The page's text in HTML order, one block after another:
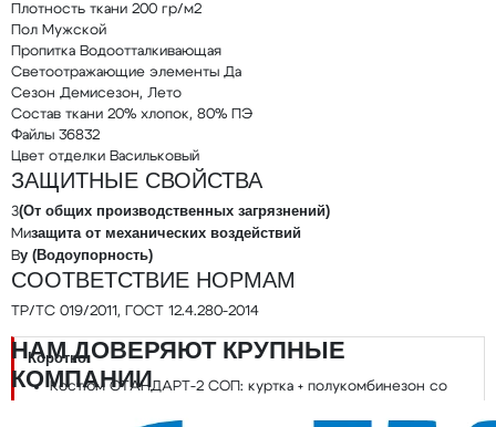
Плотность ткани 200 гр/м2
Пол Мужской
Пропитка Водоотталкивающая
Светоотражающие элементы Да
Сезон Демисезон, Лето
Состав ткани 20% хлопок, 80% ПЭ
Файлы 36832
Цвет отделки Васильковый
ЗАЩИТНЫЕ СВОЙСТВА
З(От общих производственных загрязнений)
Мизащита от механических воздействий
Ву (Водоупорность)
СООТВЕТСТВИЕ НОРМАМ
ТР/ТС 019/2011, ГОСТ 12.4.280-2014
Коротко:
Костюм СТАНДАРТ-2 СОП: куртка + полукомбинезон со
НАМ ДОВЕРЯЮТ КРУПНЫЕ
КОМПАНИИ